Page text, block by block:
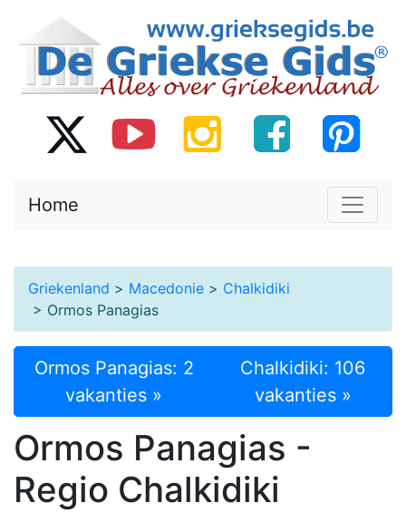
Home
Griekenland > Macedonie > Chalkidiki
> Ormos Panagias
Ormos Panagias: 2
vakanties »
Chalkidiki: 106
vakanties »
Ormos Panagias -
Regio Chalkidiki